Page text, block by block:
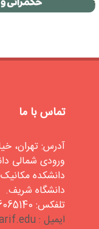
تماس با ما
آدرس: تهران،
ورودی شمالی
دانشکده
دانشگاه شریف.
تلفکس: 66065140 – 66065139
ایمیل : spri@sharif.edu